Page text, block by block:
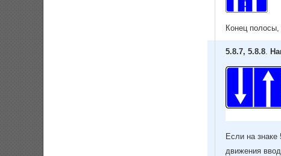
Конец
5.8.7, 5.8.8.
Если на
движения